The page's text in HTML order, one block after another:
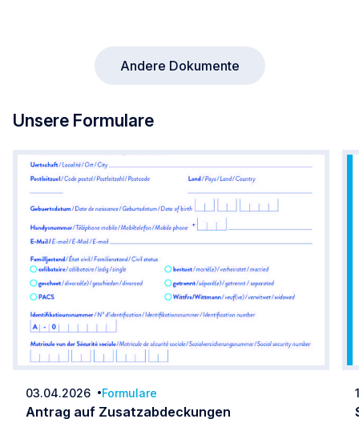
Andere Dokumente
Unsere Formulare
Antrag auf Zusatzabdeckungen
Datum:
03.04.2026 Formulare